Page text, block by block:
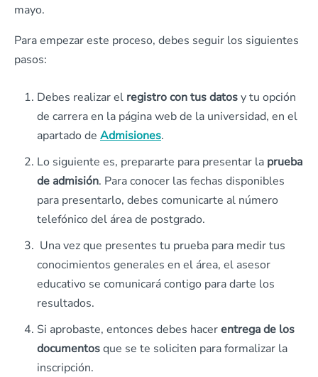
mayo.
Para empezar este proceso, debes seguir los siguientes
pasos:
Debes realizar el registro con tus datosy tu opción
de carrera en la página web de la universidad, en el
apartado de Admisiones.
Lo siguiente es, prepararte para presentar la prueba
de admisión. Para conocer las fechas disponibles
para presentarlo, debes comunicarte al número
telefónico del área de postgrado.
Una vez que presentes tu prueba para medir tus
conocimientos generales en el área, el asesor
educativo se comunicará contigo para darte los
resultados.
Si aprobaste, entonces debes hacerentrega de los
documentosque se te soliciten para formalizar la
inscripción.